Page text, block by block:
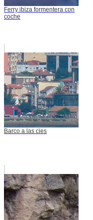
Ferry ibiza formentera con
coche
Barco a las cies